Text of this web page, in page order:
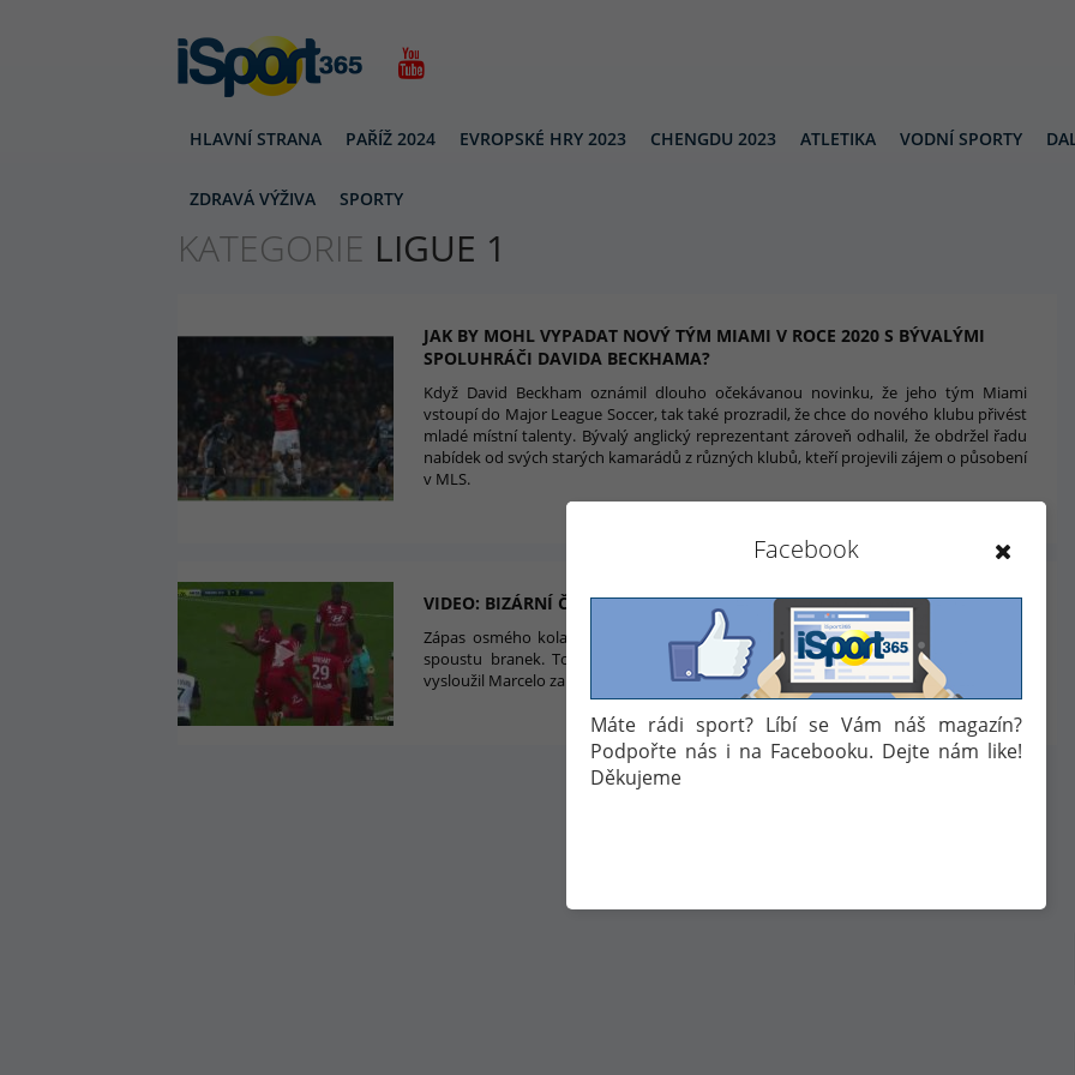
HLAVNÍ STRANA PAŘÍŽ 2024 EVROPSKÉ HRY 2023 CHENGDU 2023 ATLETIKA VODNÍ SPORTY
ZDRAVÁ VÝŽIVA SPORTY
LIGUE 1
KATEGORIE LIGUE 1
JAK BY MOHL VYPADAT NOVÝ TÝM MIAMI V ROCE 2020 S BÝVALÝMI
SPOLUHRÁČI DAVIDA BECKHAMA?
Když David Beckham oznámil dlouho očekávanou novinku, že jeho tým Miami
vstoupí do Major League Soccer, tak také prozradil, že chce do nového klubu přivést
mladé místní talenty. Bývalý anglický reprezentant zároveň odhalil, že obdržel řadu
nabídek od svých starých kamarádů z různých klubů, kteří projevili zájem o působení
v MLS.
VIDEO: BIZÁRNÍ ČERVENÁ KARTA! TO JSTE JEŠTĚ NEVIDĚLI
Zápas osmého kola francouzské nejvyšší ligy nabídl mezi týmy Angers a Lyonem
spoustu branek. Toto utkání se navíc může pyšnit udělením červené, kterou si
vysloužil Marcelo za poněkud smolné situace.
3. 10. 2017 16:44
Facebook
Máte rádi sport? Líbí se Vám náš magazín?
Podpořte nás i na Facebooku. Dejte nám like!
Děkujeme